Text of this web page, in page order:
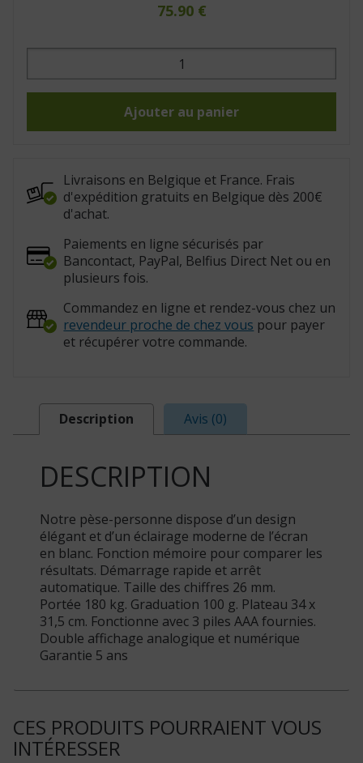
75.90 €
quantité
Pèse
:
Ajouter au panier
Livraisons en Belgique et France. Frais
d'expédition gratuits en Belgique dès 200€
d'achat.
Paiements en ligne sécurisés par
Bancontact, PayPal, Belfius Direct Net ou en
plusieurs fois.
Commandez en ligne et rendez-vous chez un
revendeur proche de chez vous pour payer
et récupérer votre commande.
Description Avis (0)
DESCRIPTION
Notre pèse-personne dispose d’un design
élégant et d’un éclairage moderne de l’écran
en blanc. Fonction mémoire pour comparer les
résultats. Démarrage rapide et arrêt
automatique. Taille des chiffres 26 mm.
Portée 180 kg. Graduation 100 g. Plateau 34 x
31,5 cm. Fonctionne avec 3 piles AAA fournies.
Double affichage analogique et numérique
Garantie 5 ans
CES PRODUITS POURRAIENT VOUS
INTÉRESSER